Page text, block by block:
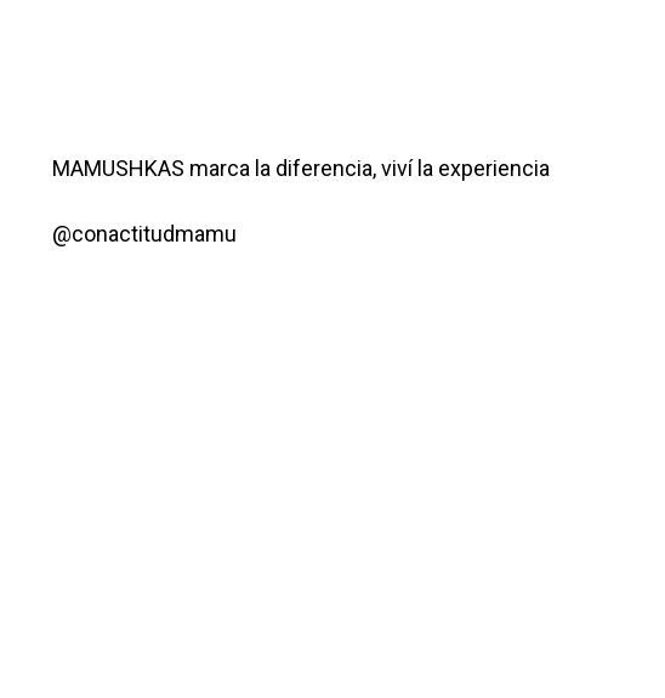
MAMUSHKAS marca la diferencia, viví la experiencia
@conactitudmamu